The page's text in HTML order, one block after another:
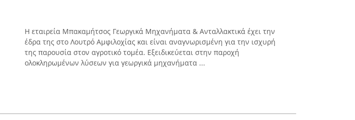
Η εταιρεία Μπακαμήτσος Γεωργικά Μηχανήματα & Ανταλλακτικά έχει την
έδρα της στο Λουτρό Αμφιλοχίας και είναι αναγνωρισμένη για την ισχυρή
της παρουσία στον αγροτικό τομέα. Εξειδικεύεται στην παροχή
ολοκληρωμένων λύσεων για γεωργικά μηχανήματα ...